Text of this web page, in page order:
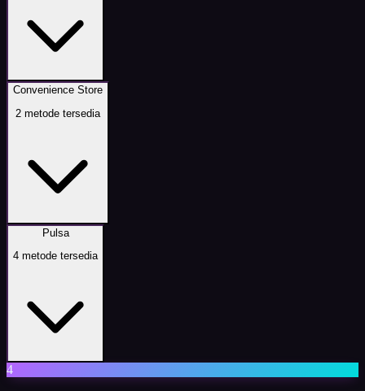
Convenience Store
2 metode tersedia
Pulsa
4 metode tersedia
4